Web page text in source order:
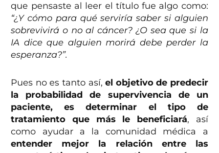
que pensaste al leer el título fue algo como:
“¿Y cómo para qué serviría saber si alguien
sobrevivirá o no al cáncer? ¿O sea que si la
IA dice que alguien morirá debe perder la
esperanza?”.
Pues no es tanto así,el objetivo de predecir
la probabilidad de supervivencia de un
paciente, es determinar el tipo de
tratamiento que más le beneficiará, así
como ayudar a la comunidad médica a
entender mejor la relación entre las